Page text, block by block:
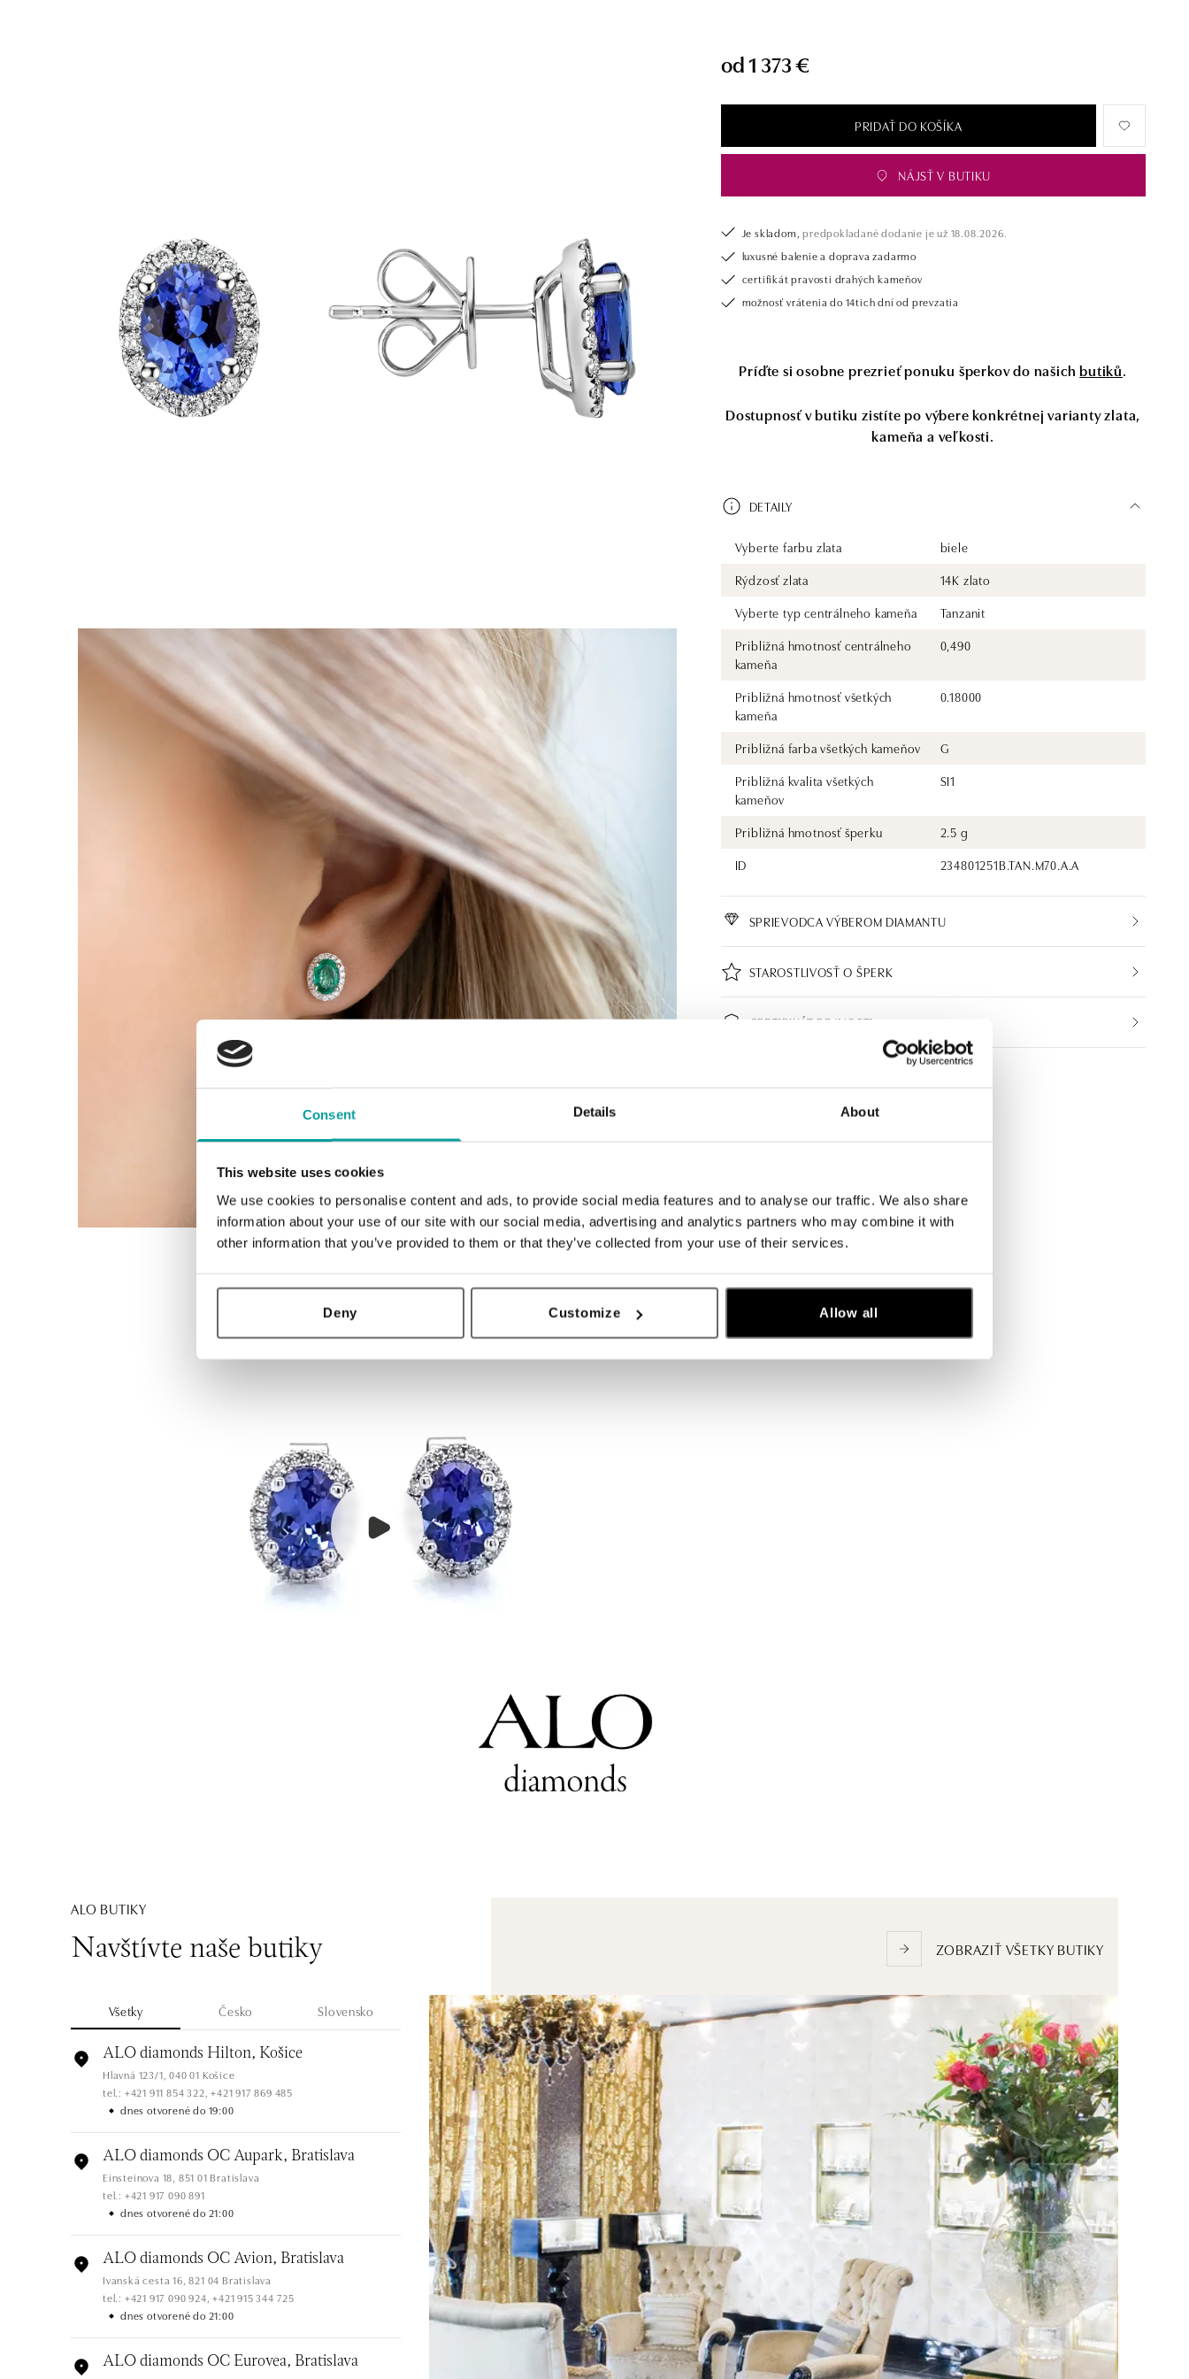
Consent Details About
This website uses cookies
We use cookies to personalise content and ads, to provide social media features and to analyse our traffic. We also share
information about your use of our site with our social media, advertising and analytics partners who may combine it with
other information that you’ve provided to them or that they’ve collected from your use of their services.
Deny Customize Allow all
od 1 373 €
PRIDAŤ DO KOŠÍKA
NÁJSŤ V BUTIKU
Je skladom, predpokladané dodanie je už 18.08.2026.
luxusné balenie a doprava zadarmo
certifikát pravosti drahých kameňov
možnosť vrátenia do 14tich dní od prevzatia
Príďte si osobne prezrieť ponuku šperkov do našichbutiků.
Dostupnosť v butiku zistíte po výbere konkrétnej varianty zlata,
kameňa a veľkosti.
DETAILY
Vyberte farbu zlata
biele
Rýdzosť zlata
14K zlato
Vyberte typ centrálneho kameňa
Tanzanit
Približná hmotnosť centrálneho
kameňa
0,490
Približná hmotnosť všetkých
kameňa
0.18000
Približná farba všetkých kameňov
G
Približná kvalita všetkých
kameňov
SI1
Približná hmotnosť šperku
2.5 g
ID
234801251B.TAN.M70.A.A
SPRIEVODCA VÝBEROM DIAMANTU
STAROSTLIVOSŤ O ŠPERK
CERTIFIKÁT PRAVOSTI
ALO BUTIKY
Navštívte naše butiky ZOBRAZIŤ VŠETKY BUTIKY
Všetky Česko Slovensko
ALO diamonds Hilton, Košice
Hlavná 123/1, 040 01 Košice
tel.: +421 911 854 322, +421 917 869 485
dnes otvorené do 19:00
ALO diamonds OC Aupark, Bratislava
Einsteinova 18, 851 01 Bratislava
tel.: +421 917 090 891
dnes otvorené do 21:00
ALO diamonds OC Avion, Bratislava
Ivanská cesta 16, 821 04 Bratislava
tel.: +421 917 090 924, +421 915 344 725
dnes otvorené do 21:00
ALO diamonds OC Eurovea, Bratislava